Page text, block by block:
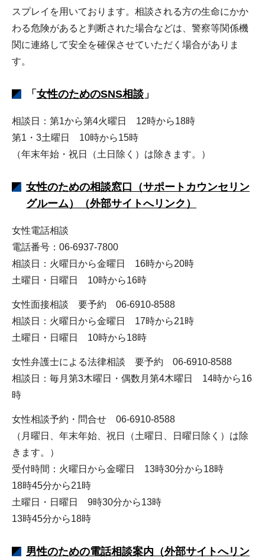
スプレイを用いております。相談される方の生命にかか
わる危険があると判断された場合などは、警察等関係機
関に連絡して安全を確保させていただく場合がありま
す。
「 女性のためのSNS相談 」
相談日：第1から第4火曜日 12時から18時
第1・3土曜日 10時から15時
（年末年始・祝日（土日除く）は除きます。）
女性のための相談窓口（サポートカウンセリン
グルーム）（外部サイトへリンク ）
女性電話相談
電話番号：06-6937-7800
相談日：火曜日から金曜日 16時から20時
土曜日・日曜日 10時から16時
女性面接相談 要予約 06-6910-8588
相談日：火曜日から金曜日 17時から21時
土曜日・日曜日 10時から18時
女性弁護士による法律相談 要予約 06-6910-8588
相談日：毎月第3木曜日・偶数月第4木曜日 14時から16
時
女性相談予約・問合せ 06-6910-8588
（月曜日、年末年始、祝日（土曜日、日曜日除く）は除
きます。）
受付時間：火曜日から金曜日 13時30分から18時
18時45分から21時
土曜日・日曜日 9時30分から13時
13時45分から18時
男性のための電話相談案内（外部サイトへリン